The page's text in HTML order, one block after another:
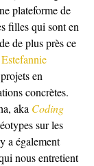
plateforme de
filles qui sont en
de plus près ce
Estefannie
en
concrètes.
aka Coding
sur les
a également
nous entretient